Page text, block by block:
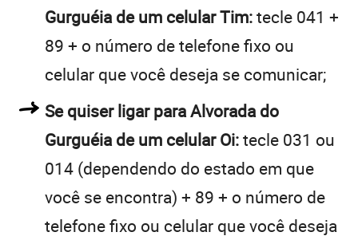
Gurguéia de um celular Tim:tecle 041 +
89 + o número de telefone fixo ou
celular que você deseja se comunicar;
Se quiser ligar para Alvorada do
Gurguéia de um celular Oi:tecle 031 ou
014 (dependendo do estado em que
você se encontra) + 89 + o número de
telefone fixo ou celular que você deseja